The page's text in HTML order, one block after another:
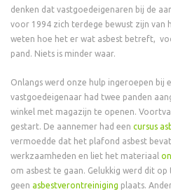
denken dat vastgoedeigenaren bij de
voor 1994 zich terdege bewust zijn van
weten hoe het er wat asbest betreft,
pand. Niets is minder waar.
Onlangs werd onze hulp ingeroepen bij
vastgoedeigenaar had twee panden
winkel met magazijn te openen.
gestart. De aannemer had een cursus
vermoedde dat het plafond asbest
werkzaamheden en liet het materiaal
om asbest te gaan. Gelukkig werd dit
geen asbestverontreiniging plaats.